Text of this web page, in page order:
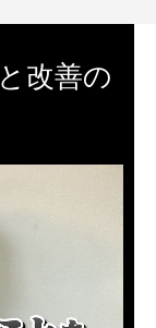
改善の